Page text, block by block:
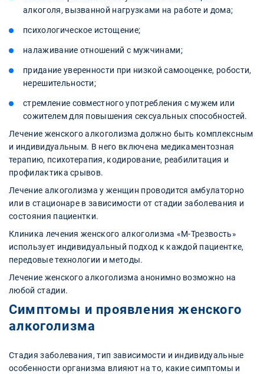
алкоголя, вызванной нагрузками на работе и дома;
психологическое истощение;
налаживание отношений с мужчинами;
придание уверенности при низкой самооценке, робости,
нерешительности;
стремление совместного употребления с мужем или
сожителем для повышения сексуальных способностей.
Лечение женского алкоголизма должно быть комплексным
и индивидуальным. В него включена медикаментозная
терапию, психотерапия, кодирование, реабилитация и
профилактика срывов.
Лечение алкоголизма у женщин проводится амбулаторно
или в стационаре в зависимости от стадии заболевания и
состояния пациентки.
Клиника лечения женского алкоголизма «М-Трезвость»
использует индивидуальный подход к каждой пациентке,
передовые технологии и методы.
Лечение женского алкоголизма анонимно возможно на
любой стадии.
Симптомы и проявления женского
алкоголизма
Стадия заболевания, тип зависимости и индивидуальные
особенности организма влияют на то, какие симптомы и